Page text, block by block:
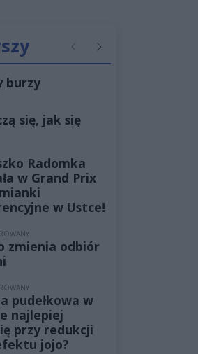
PoprzednieNastępne
burzy
się, jak się
Radomka
w Grand Prix
w Ustce!
zmienia odbiór
pudełkowa w
najlepiej
przy redukcji
jojo?